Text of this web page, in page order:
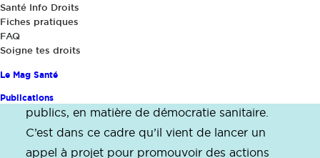
Santé Info Droits
Fiches pratiques
FAQ
Soigne tes droits
Le Mag Santé
Publications
Le Fonds National pour la Démocratie Sanitaire
maladie (CNAM) participe au financement
d’actions menées par des associations
d’usagers agrées ou par des organismes
publics, en matière de démocratie sanitaire.
C’est dans ce cadre qu’il vient de lancer un
appel à projet pour promouvoir des actions